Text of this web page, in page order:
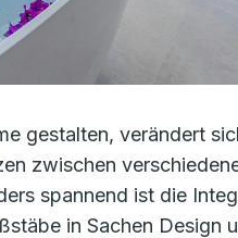
gestalten, verändert
zwischen
spannend ist die
in Sachen Design